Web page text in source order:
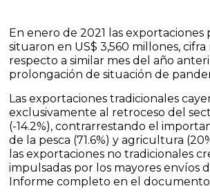
En enero de 2021 las exportaciones
situaron en US$ 3,560 millones, cifra
respecto a similar mes del año
prolongación de situación de
Las exportaciones tradicionales
exclusivamente al retroceso del
(-14.2%), contrarrestando el
de la pesca (71.6%) y agricultura
las exportaciones no tradicionales
impulsadas por los mayores envíos
Informe completo en el